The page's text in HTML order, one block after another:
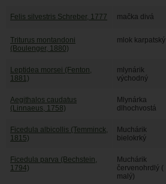
Felis silvestris Schreber, 1777 mačka divá
Triturus montandoni
(Boulenger, 1880)
mlok karpatský
Leptidea morsei (Fenton,
1881)
mlynárik
východný
Aegithalos caudatus
(Linnaeus, 1758)
Mlynárka
dlhochvostá
Ficedula albicollis (Temminck,
1815)
Muchárik
bielokrký
Ficedula parva (Bechstein,
1794)
Muchárik
červenohrdlý (
malý)